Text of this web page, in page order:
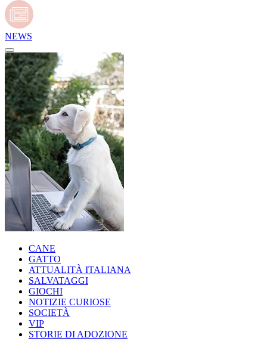
NEWS
CANE
GATTO
ATTUALITÀ ITALIANA
SALVATAGGI
GIOCHI
NOTIZIE CURIOSE
SOCIETÀ
VIP
STORIE DI ADOZIONE